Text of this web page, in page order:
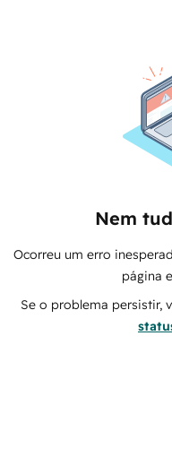
Nem
Ocorreu um erro
página
Se o problema persistir,